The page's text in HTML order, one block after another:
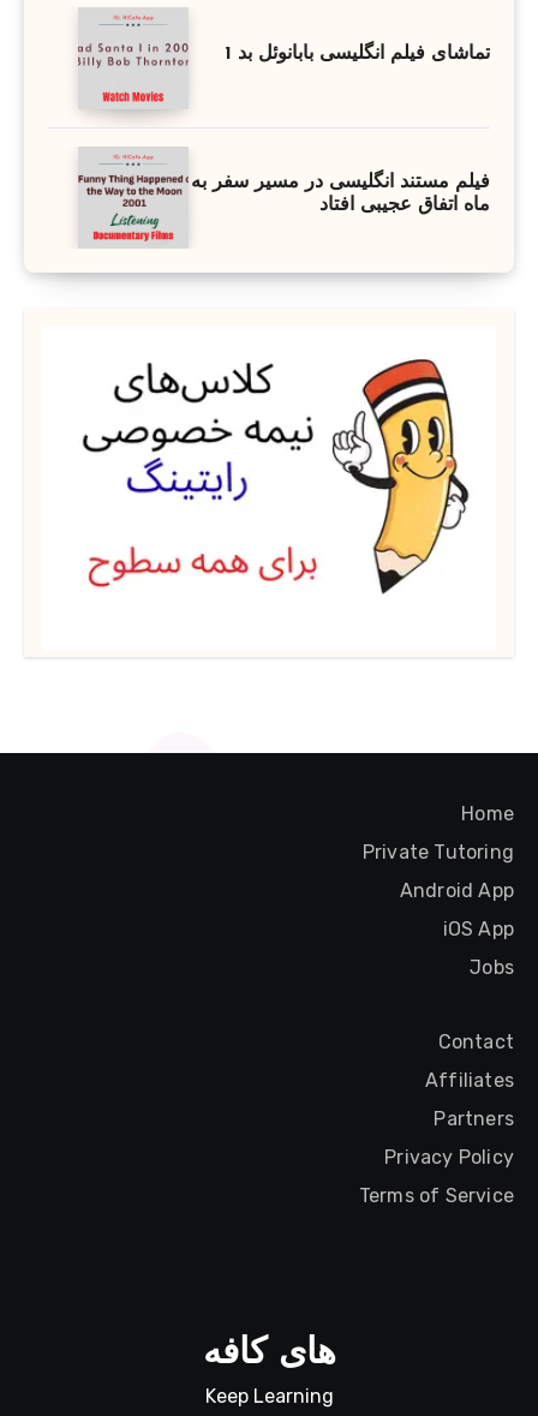
تماشای فیلم انگلیسی بابانوئل بد 1
فیلم مستند انگلیسی در مسیر سفر به
ماه اتفاق عجیبی افتاد
Home
Private Tutoring
Android App
iOS App
Jobs
Contact
Affiliates
Partners
Privacy Policy
Terms of Service
های کافه
Keep Learning